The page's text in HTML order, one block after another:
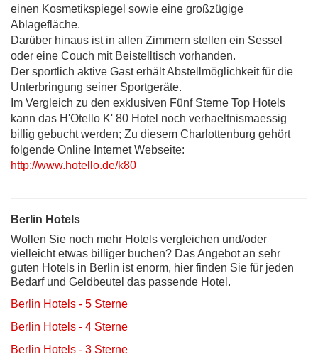
einen Kosmetikspiegel sowie eine großzügige
Ablagefläche.
Darüber hinaus ist in allen Zimmern stellen ein Sessel
oder eine Couch mit Beistelltisch vorhanden.
Der sportlich aktive Gast erhält Abstellmöglichkeit für die
Unterbringung seiner Sportgeräte.
Im Vergleich zu den exklusiven Fünf Sterne Top Hotels
kann das H'Otello K' 80 Hotel noch verhaeltnismaessig
billig gebucht werden; Zu diesem Charlottenburg gehört
folgende Online Internet Webseite:
http://www.hotello.de/k80
Berlin Hotels
Wollen Sie noch mehr Hotels vergleichen und/oder
vielleicht etwas billiger buchen? Das Angebot an sehr
guten Hotels in Berlin ist enorm, hier finden Sie für jeden
Bedarf und Geldbeutel das passende Hotel.
Berlin Hotels - 5 Sterne
Berlin Hotels - 4 Sterne
Berlin Hotels - 3 Sterne